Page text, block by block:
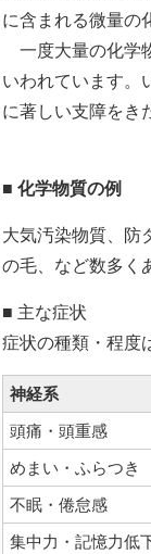
に含まれる微量の
一度大量の化学
いわれています。
に著しい支障をき
■ 化学物質の例
大気汚染物質、防
の毛、など数多く
■ 主な症状
症状の種類・程度
神経系
頭痛・頭重感
めまい・ふらつき
不眠・倦怠感
集中力・記憶力低